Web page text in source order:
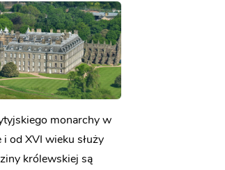
monarchy w
od XVI wieku służy
królewskiej są